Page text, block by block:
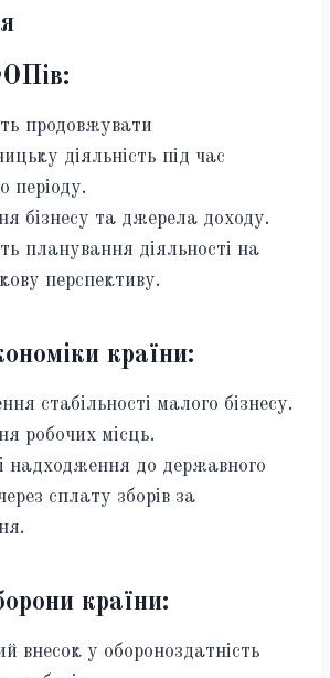
продовжувати
діяльність під час
періоду.
бізнесу та джерела доходу.
планування діяльності на
перспективу.
країни:
стабільності малого бізнесу.
робочих місць.
надходження до державного
сплату зборів за
країни:
внесок у обороноздатність